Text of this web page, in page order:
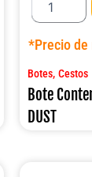
Contenedor
120LT.
C/RUEDAS
cantidad
*Precio de
Botes,Cestos
Bote
DUST